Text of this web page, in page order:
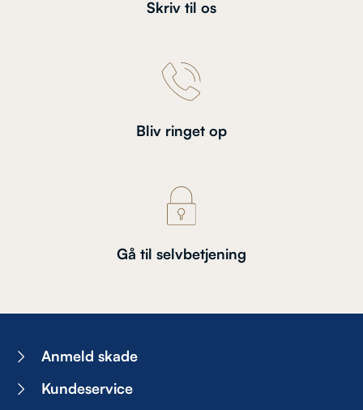
Skriv til os
Bliv ringet op
Gå til selvbetjening
Anmeld skade
Kundeservice